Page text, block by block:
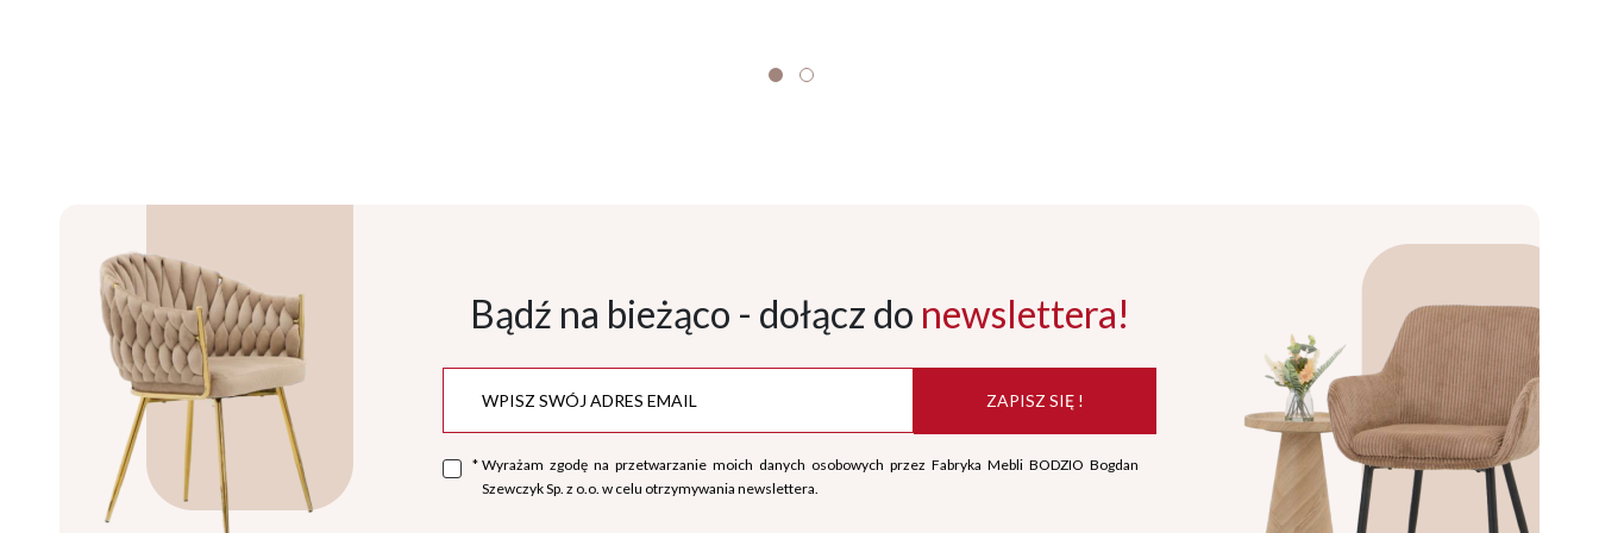
Bądź na bieżąco - dołącz do newslettera!
ZAPISZ SIĘ !
* Wyrażam zgodę na przetwarzanie moich danych osobowych przez Fabryka Mebli BODZIO Bogdan
Szewczyk Sp. z o.o. w celu otrzymywania newslettera.